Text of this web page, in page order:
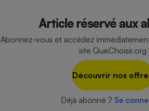
Article réservé aux
Abonnez-vous et accédez
site QueChoisir.org
Découvrir nos
Déjà abonné ? Se